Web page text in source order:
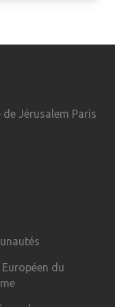
de Jérusalem Paris
Européen du